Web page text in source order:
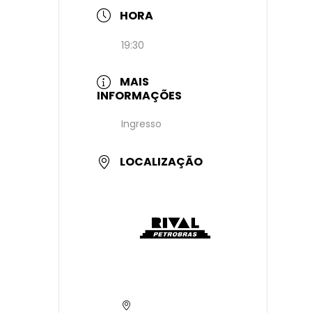
HORA
19:30
MAIS
INFORMAÇÕES
Ingresso
LOCALIZAÇÃO